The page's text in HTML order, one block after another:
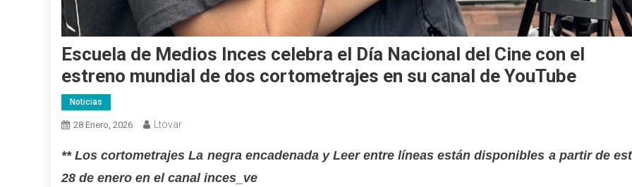
Escuela de Medios Inces celebra el Día Nacional del Cine con el
estreno mundial de dos cortometrajes en su canal de YouTube
Noticias
28 Enero, 2026 Ltovar
** Los cortometrajes La negra encadenada y Leer entre líneas están disponibles a partir de
28 de enero en el canal inces_ve